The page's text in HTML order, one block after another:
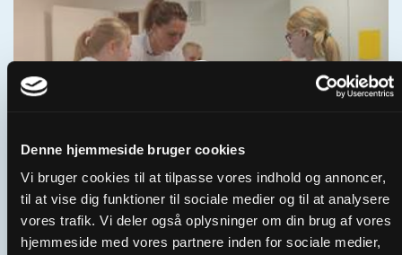
Denne hjemmeside bruger cookies
Vi bruger cookies til at tilpasse vores indhold og annoncer,
til at vise dig funktioner til sociale medier og til at analysere
vores trafik. Vi deler også oplysninger om din brug af vores
hjemmeside med vores partnere inden for sociale medier,
04 | Hvordan får vi nye frivillige